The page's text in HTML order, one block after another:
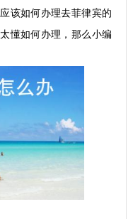
该如何办理去菲律宾的
懂如何办理，那么小编